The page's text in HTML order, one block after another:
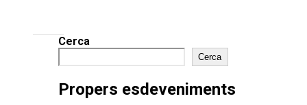
Cerca
Cerca
Propers esdeveniments